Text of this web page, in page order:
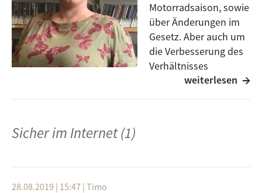
Motorradsaison, sowie
über Änderungen im
Gesetz. Aber auch um
die Verbesserung des
Verhältnisses
zwischen den
Gast: Petra Albrecht
Moderation: Julius Taubert
weiterlesen
Sicher im Internet (1)
28.08.2019 | 15:47 | Timo